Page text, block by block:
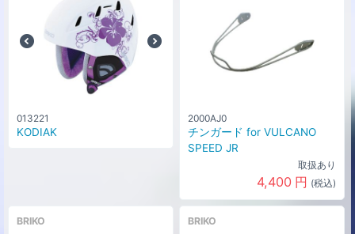
013221
KODIAK
2000AJ0
チンガード for VULCANO
SPEED JR
取扱あり
4,400 円 (税込)
BRIKO BRIKO